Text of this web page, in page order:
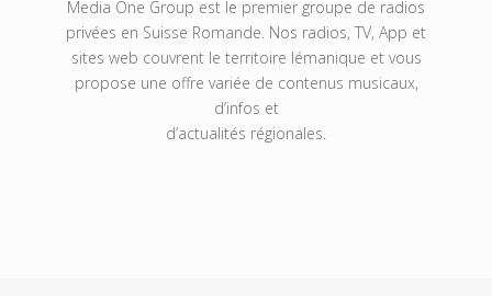
Media One Group est le premier groupe de radios
privées en Suisse Romande. Nos radios, TV, App et
sites web couvrent le territoire lémanique et vous
propose une offre variée de contenus musicaux,
d’infos et
d’actualités régionales.